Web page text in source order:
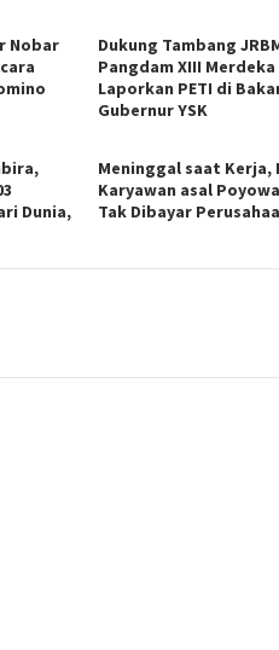
Nobar
Dukung Tambang
Pangdam XIII Merdeka
Laporkan PETI di
Gubernur YSK
Dunia,
Meninggal saat Kerja,
Karyawan asal
Tak Dibayar